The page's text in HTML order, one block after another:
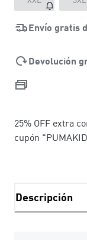
Envío gratis
Devolución
25% OFF extra
cupón
Descripción